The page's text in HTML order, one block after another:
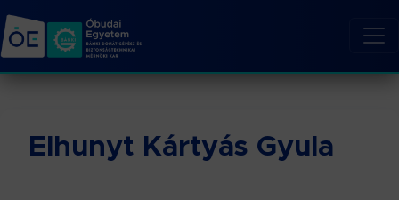
Elhunyt Kártyás Gyula